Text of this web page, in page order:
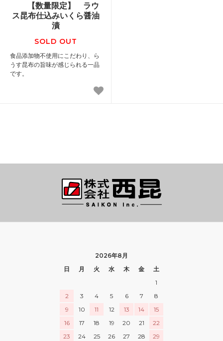
【数量限定】 ラウ
ス昆布仕込みいくら醤油
漬
SOLD OUT
食品添加物不使用にこだわり、ら
うす昆布の旨味が感じられる一品
です。
2026年8月
日
月 火 水 木 金
土
1
2
3 4 5 6 7
8
9
10 11 12 13 14
15
16
17 18 19 20 21
22
23
24 25 26 27 28
29